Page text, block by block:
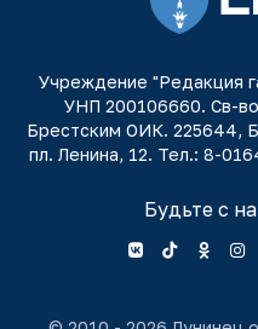
Учреждение "Редакция
УНП 200106660. Св-
Брестским ОИК. 225644,
пл. Ленина, 12. Тел.: 8-
Будьте с